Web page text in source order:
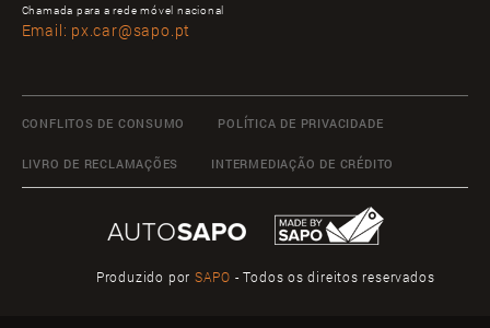
Chamada para a rede móvel nacional
Email: px.car@sapo.pt
CONFLITOS DE CONSUMO POLÍTICA DE PRIVACIDADE
LIVRO DE RECLAMAÇÕES INTERMEDIAÇÃO DE CRÉDITO
Produzido por SAPO - Todos os direitos reservados